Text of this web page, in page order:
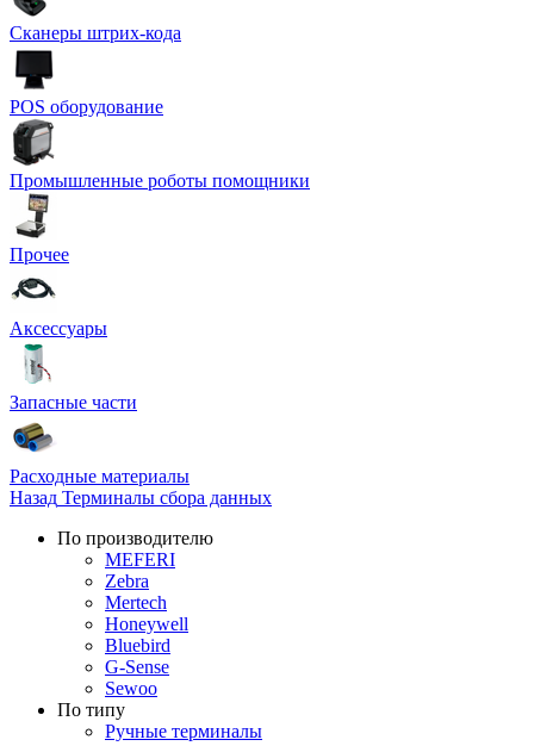
Сканеры штрих-кода
POS оборудование
Промышленные роботы помощники
Прочее
Аксессуары
Запасные части
Расходные материалы
Назад Терминалы сбора данных
По производителю
MEFERI
Zebra
Mertech
Honeywell
Bluebird
G-Sense
Sewoo
По типу
Ручные терминалы